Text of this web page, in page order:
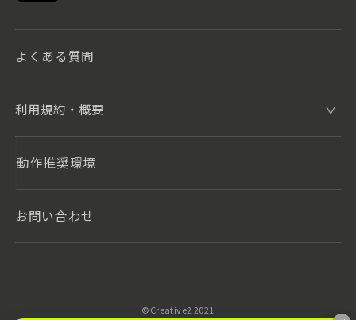
よくある質問
利用規約・概要
動作推奨環境
お問い合わせ
©️Creative2 2021